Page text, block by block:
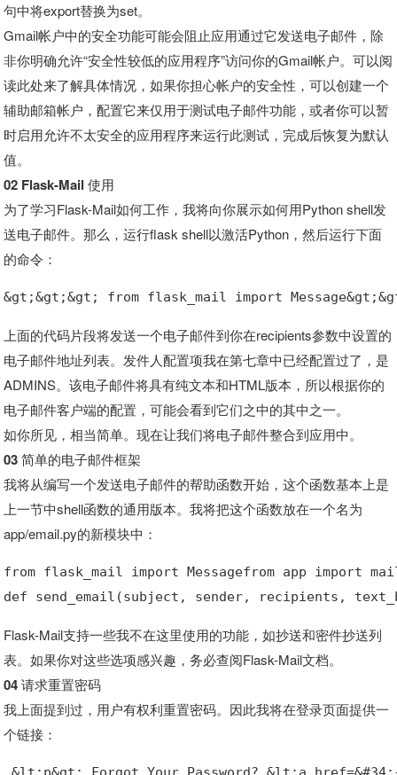
句中将export替换为set。
Gmail帐户中的安全功能可能会阻止应用通过它发送电子邮件，除
非你明确允许“安全性较低的应用程序”访问你的Gmail帐户。可以阅
读此处来了解具体情况，如果你担心帐户的安全性，可以创建一个
辅助邮箱帐户，配置它来仅用于测试电子邮件功能，或者你可以暂
时启用允许不太安全的应用程序来运行此测试，完成后恢复为默认
值。
02 Flask-Mail 使用
为了学习Flask-Mail如何工作，我将向你展示如何用Python shell发
送电子邮件。那么，运行flask shell以激活Python，然后运行下面
的命令：
&gt;&gt;&gt; from flask_mail import
上面的代码片段将发送一个电子邮件到你在recipients参数中设置的
电子邮件地址列表。发件人配置项我在第七章中已经配置过了，是
ADMINS。该电子邮件将具有纯文本和HTML版本，所以根据你的
电子邮件客户端的配置，可能会看到它们之中的其中之一。
如你所见，相当简单。现在让我们将电子邮件整合到应用中。
03 简单的电子邮件框架
我将从编写一个发送电子邮件的帮助函数开始，这个函数基本上是
上一节中shell函数的通用版本。我将把这个函数放在一个名为
app/email.py的新模块中：
from flask_mail import Messagefrom app import
def send_email(subject, sender, recipients,
Flask-Mail支持一些我不在这里使用的功能，如抄送和密件抄送列
表。如果你对这些选项感兴趣，务必查阅Flask-Mail文档。
04 请求重置密码
我上面提到过，用户有权利重置密码。因此我将在登录页面提供一
个链接：